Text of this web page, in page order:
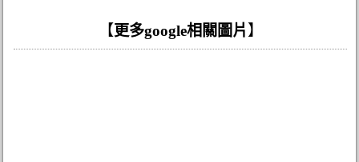
【更多google相關圖片】